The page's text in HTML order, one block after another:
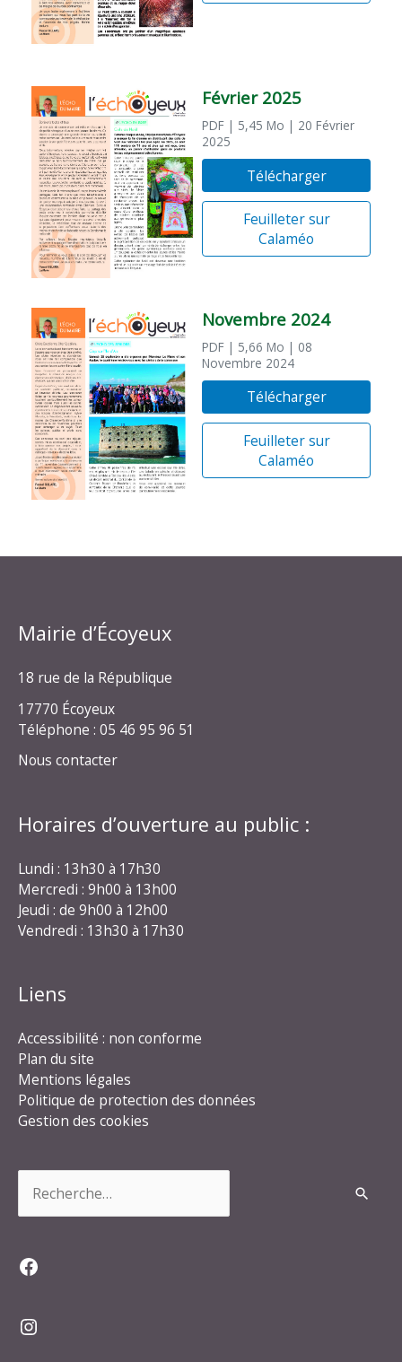
Février 2025
PDF | 5,45 Mo | 20 Février
2025
Télécharger
Feuilleter sur
Calaméo
Novembre 2024
PDF | 5,66 Mo | 08
Novembre 2024
Télécharger
Feuilleter sur
Calaméo
Mairie d’Écoyeux
18 rue de la République
17770 Écoyeux
Téléphone : 05 46 95 96 51
Nous contacter
Horaires d’ouverture au public :
Lundi : 13h30 à 17h30
Mercredi : 9h00 à 13h00
Jeudi : de 9h00 à 12h00
Vendredi : 13h30 à 17h30
Liens
Accessibilité : non conforme
Plan du site
Mentions légales
Politique de protection des données
Gestion des cookies
Facebook
Instagram